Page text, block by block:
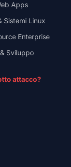
Apps
Sistemi Linux
Enterprise
Sviluppo
attacco?